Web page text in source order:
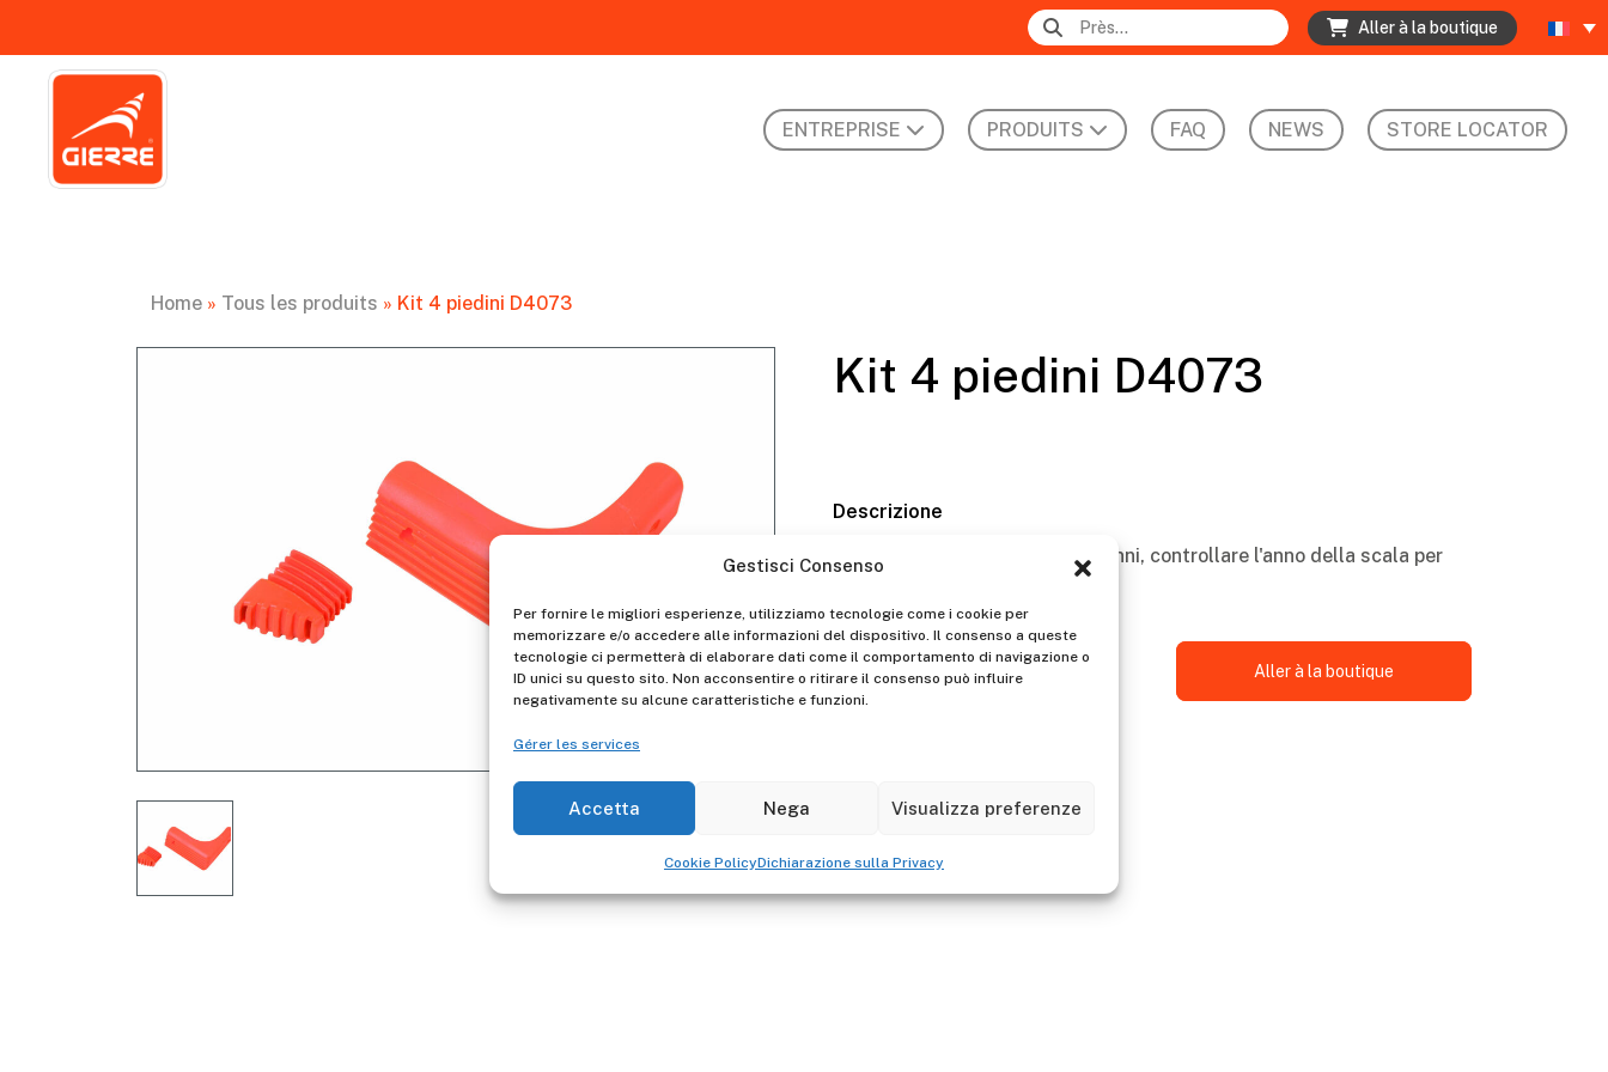
Gestisci Consenso
Per fornire le migliori esperienze, utilizziamo tecnologie come i cookie per
memorizzare e/o accedere alle informazioni del dispositivo. Il consenso a queste
tecnologie ci permetterà di elaborare dati come il comportamento di navigazione o
ID unici su questo sito. Non acconsentire o ritirare il consenso può influire
negativamente su alcune caratteristiche e funzioni.
Gérer les services
Accetta Nega Visualizza preferenze
Cookie PolicyDichiarazione sulla Privacy
Aller à la boutique
ENTREPRISE PRODUITS FAQ NEWS STORE LOCATOR
Home » Tous les produits » Kit 4 piedini D4073
Kit 4 piedini D4073
Descrizione
I ricambi sono garantiti per 10 anni, controllare l'anno della scala per
Aller à la boutique